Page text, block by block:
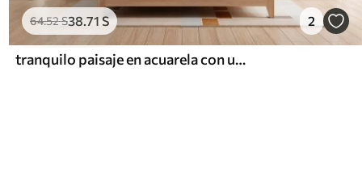
64.52S38 .71 S 2
tranquilo paisaje en acuarela con un lago y un árbol en flor